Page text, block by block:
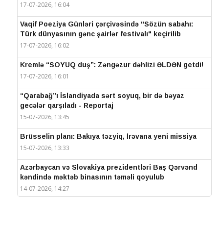
17-07-2026, 16:04
Vaqif Poeziya Günləri çərçivəsində "Sözün sabahı:
Türk dünyasının gənc şairlər festivalı" keçirilib
17-07-2026, 16:02
Kremlə “SOYUQ duş”: Zəngəzur dəhlizi ƏLDƏN getdi!
17-07-2026, 16:01
“Qarabağ”ı İslandiyada sərt soyuq, bir də bəyaz
gecələr qarşıladı - Reportaj
15-07-2026, 13:45
Brüsselin planı: Bakıya təzyiq, İrəvana yeni missiya
15-07-2026, 13:33
Azərbaycan və Slovakiya prezidentləri Baş Qərvənd
kəndində məktəb binasının təməli qoyulub
14-07-2026, 14:27